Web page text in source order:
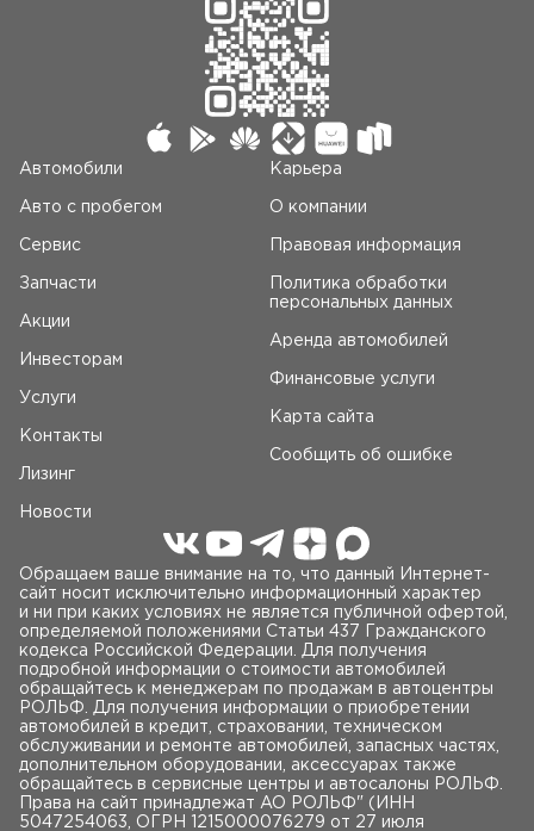
Автомобили
Авто c пробегом
Сервис
Запчасти
Акции
Инвесторам
Услуги
Контакты
Лизинг
Новости
Карьера
О компании
Правовая информация
Политика обработки
персональных данных
Аренда автомобилей
Финансовые услуги
Карта сайта
Сообщить об ошибке
Обращаем ваше внимание на то, что данный Интернет-
сайт носит исключительно информационный характер
и ни при каких условиях не является публичной офертой,
определяемой положениями Статьи 437 Гражданского
кодекса Российской Федерации. Для получения
подробной информации о стоимости автомобилей
обращайтесь к менеджерам по продажам в автоцентры
РОЛЬФ. Для получения информации о приобретении
автомобилей в кредит, страховании, техническом
обслуживании и ремонте автомобилей, запасных частях,
дополнительном оборудовании, аксессуарах также
обращайтесь в сервисные центры и автосалоны РОЛЬФ.
Права на сайт принадлежат AO РОЛЬФ" (ИНН
5047254063, ОГРН 1215000076279 от 27 июля